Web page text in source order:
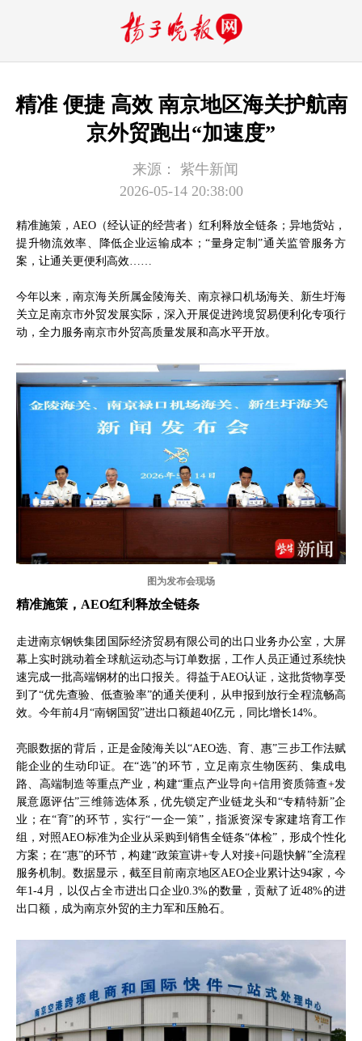
精准 便捷 高效 南京地区海关护航南
京外贸跑出“加速度”
来源：
紫牛新闻
2026-05-14 20:38:00
精准施策，AEO（经认证的经营者）红利释放全链条；异地货站，
提升物流效率、降低企业运输成本；“量身定制”通关监管服务方
案，让通关更便利高效……
今年以来，南京海关所属金陵海关、南京禄口机场海关、新生圩海
关立足南京市外贸发展实际，深入开展促进跨境贸易便利化专项行
动，全力服务南京市外贸高质量发展和高水平开放。
图为发布会现场
精准施策，AEO红利释放全链条
走进南京钢铁集团国际经济贸易有限公司的出口业务办公室，大屏
幕上实时跳动着全球航运动态与订单数据，工作人员正通过系统快
速完成一批高端钢材的出口报关。得益于AEO认证，这批货物享受
到了“优先查验、低查验率”的通关便利，从申报到放行全程流畅高
效。今年前4月“南钢国贸”进出口额超40亿元，同比增长14%。
亮眼数据的背后，正是金陵海关以“AEO选、育、惠”三步工作法赋
能企业的生动印证。在“选”的环节，立足南京生物医药、集成电
路、高端制造等重点产业，构建“重点产业导向+信用资质筛查+发
展意愿评估”三维筛选体系，优先锁定产业链龙头和“专精特新”企
业；在“育”的环节，实行“一企一策”，指派资深专家建培育工作
组，对照AEO标准为企业从采购到销售全链条“体检”，形成个性化
方案；在“惠”的环节，构建“政策宣讲+专人对接+问题快解”全流程
服务机制。数据显示，截至目前南京地区AEO企业累计达94家，今
年1-4月，以仅占全市进出口企业0.3%的数量，贡献了近48%的进
出口额，成为南京外贸的主力军和压舱石。